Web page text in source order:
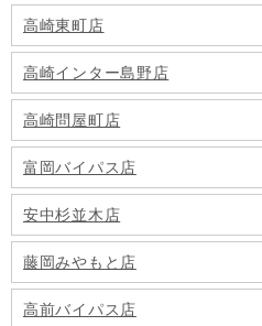
高崎東町店
高崎インター島野店
高崎問屋町店
富岡バイパス店
安中杉並木店
藤岡みやもと店
高前バイパス店